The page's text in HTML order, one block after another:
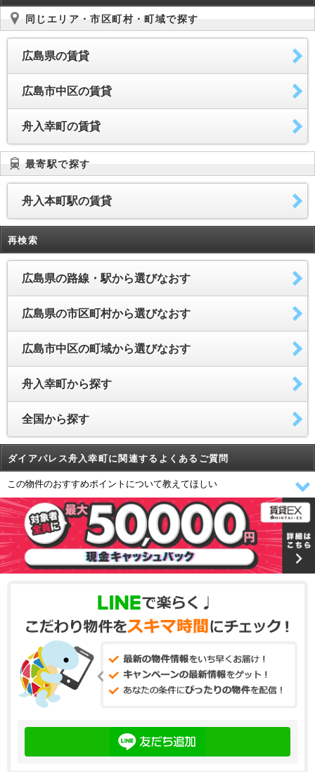
9階/地上11階建 3.7万円 1K 22.77m²
9階/地上11階建 3.7万円 1R 22.7m²
402号室号室 22.77m²
302号室 22.77m²
同じエリア・市区町村・町域で探す
広島県の賃貸
広島市中区の賃貸
舟入幸町の賃貸
最寄駅で探す
舟入本町駅の賃貸
再検索
広島県の路線・駅から選びなおす
広島県の市区町村から選びなおす
広島市中区の町域から選びなおす
舟入幸町から探す
全国から探す
ダイアパレス舟入幸町に関連するよくあるご質問
この物件のおすすめポイントについて教えてほしい